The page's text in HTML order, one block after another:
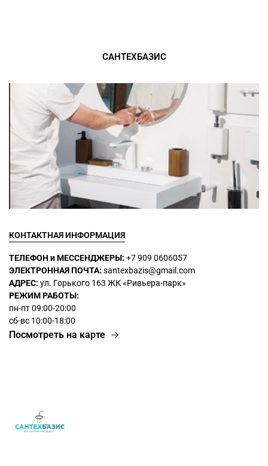
САНТЕХБАЗИС
КОНТАКТНАЯ ИНФОРМАЦИЯ
ТЕЛЕФОН и МЕССЕНДЖЕРЫ: +7 909 0606057
ЭЛЕКТРОННАЯ ПОЧТА: santexbazis@gmail.com
АДРЕС: ул. Горького 163 ЖК«Ривьера-парк»
РЕЖИМ РАБОТЫ:
пн-пт 09:00-20:00
сб-вс 10:00-18:00
Посмотреть на карте